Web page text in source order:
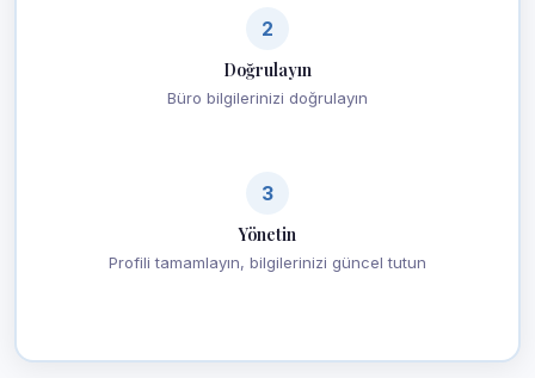
2
Doğrulayın
Büro bilgilerinizi doğrulayın
3
Yönetin
Profili tamamlayın, bilgilerinizi güncel tutun